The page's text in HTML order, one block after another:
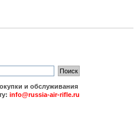
и обслуживания
info@russia-air-rifle.ru